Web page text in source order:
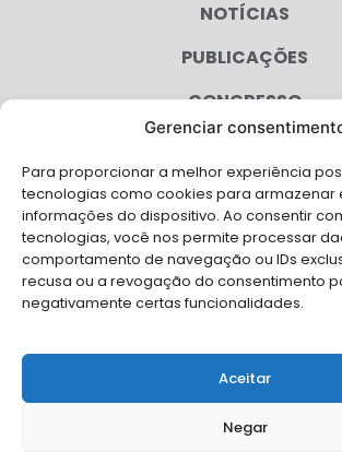
Gerenciar
Para proporcionar a melhor experiência
tecnologias como cookies para armazenar
informações do dispositivo. Ao consentir
tecnologias, você nos permite processar
comportamento de navegação ou IDs
recusa ou a revogação do consentimento
negativamente certas funcionalidades.
Aceitar
Negar
NOTÍCIAS
PUBLICAÇÕES
CONGRESSO
CAMPANHAS
SERVIÇOS
FILIADAS
FALE CONOSCO
Solicite Apoio Institucional da AMB